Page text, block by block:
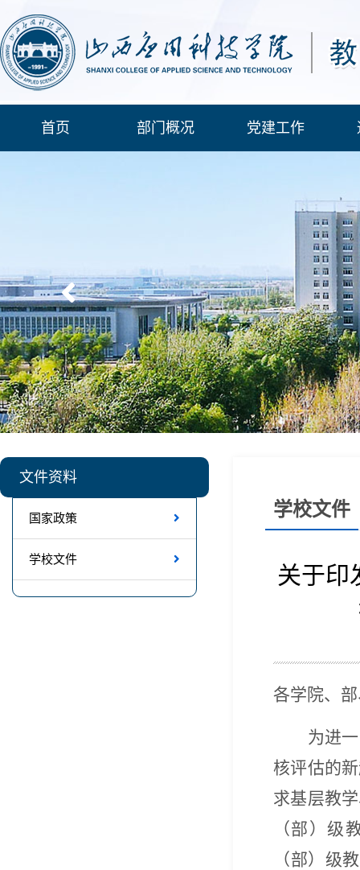
首页 部门概况 党建工作
文件资料
国家政策
学校文件
学校文件
关于印
各学院、
为进
核评估的
求基层教
（部）级
（部）级